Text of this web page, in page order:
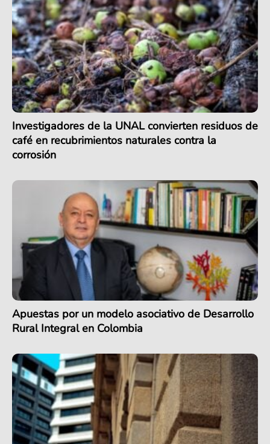
Investigadores de la UNAL convierten residuos de
café en recubrimientos naturales contra la
corrosión
Apuestas por un modelo asociativo de Desarrollo
Rural Integral en Colombia